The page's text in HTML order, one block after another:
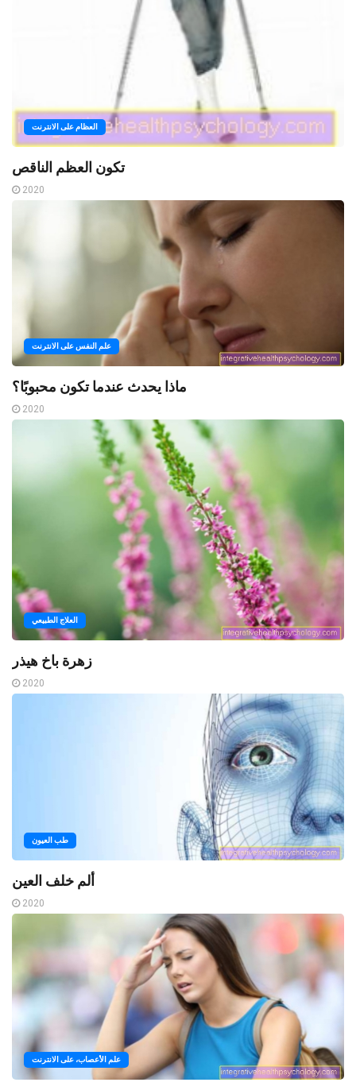
العظام على الانترنت
تكون العظم الناقص
2020
علم النفس على الانترنت
ماذا يحدث عندما تكون محبوبًا؟
2020
العلاج الطبيعي
زهرة باخ هيذر
2020
طب العيون
ألم خلف العين
2020
علم الأعصاب، على الانترنت